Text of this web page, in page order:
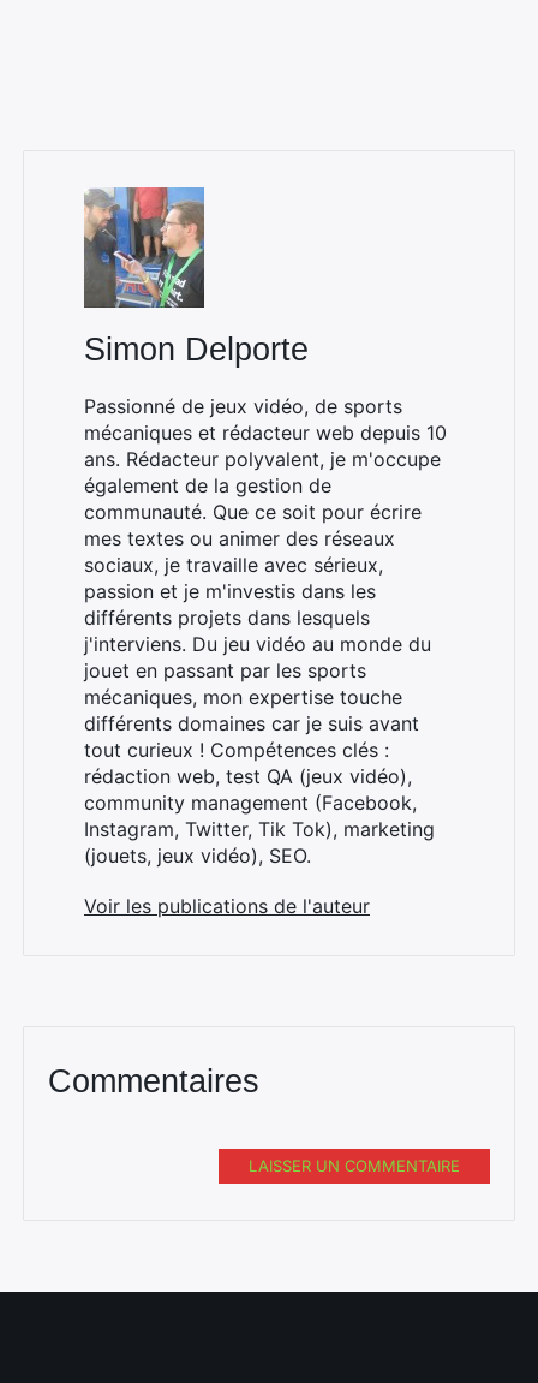
Simon Delporte
Passionné de jeux vidéo, de sports
mécaniques et rédacteur web depuis 10
ans. Rédacteur polyvalent, je m'occupe
également de la gestion de
communauté. Que ce soit pour écrire
mes textes ou animer des réseaux
sociaux, je travaille avec sérieux,
passion et je m'investis dans les
différents projets dans lesquels
j'interviens. Du jeu vidéo au monde du
jouet en passant par les sports
mécaniques, mon expertise touche
différents domaines car je suis avant
tout curieux ! Compétences clés :
rédaction web, test QA (jeux vidéo),
community management (Facebook,
Instagram, Twitter, Tik Tok), marketing
(jouets, jeux vidéo), SEO.
Voir les publications de l'auteur
Commentaires
LAISSER UN COMMENTAIRE
Rechercher
: